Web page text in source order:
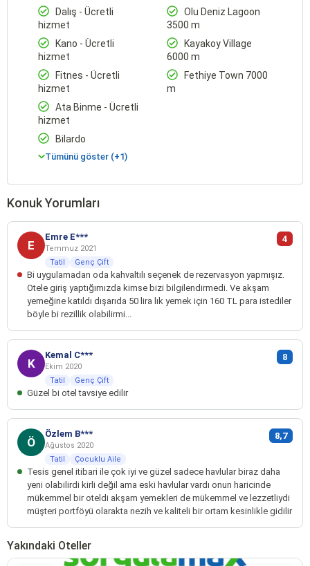
Dalış - Ücretli
hizmet
Kano - Ücretli
hizmet
Fitnes - Ücretli
hizmet
Ata Binme - Ücretli
hizmet
Bilardo
Tümünü göster (+1)
Olu Deniz Lagoon
3500 m
Kayakoy Village
6000 m
Fethiye Town 7000
m
Konuk Yorumları
E
Emre E***
Temmuz 2021
Tatil
Genç Çift
4
Bi uygulamadan oda kahvaltılı seçenek de rezervasyon yapmışız.
Otele giriş yaptığımızda kimse bizi bilgilendirmedi. Ve akşam
yemeğine katıldı dışarıda 50 lira lık yemek için 160 TL para istediler
böyle bi rezillik olabilirmi...
K
Kemal C***
Ekim 2020
Tatil
Genç Çift
8
Güzel bi otel tavsiye edilir
Ö
Özlem B***
Ağustos 2020
Tatil
Çocuklu Aile
8,7
Tesis genel itibari ile çok iyi ve güzel sadece havlular biraz daha
yeni olabilirdi kirli değil ama eski havlular vardı onun haricinde
mükemmel bir oteldi akşam yemekleri de mükemmel ve lezzetliydi
müşteri portföyü olarakta nezih ve kaliteli bir ortam kesinlikle gidilir
Yakındaki Oteller